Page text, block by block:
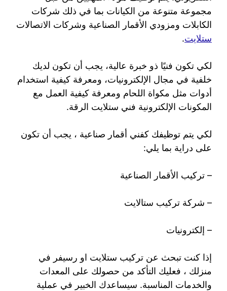
مجموعة متنوعة من الكيانات بما في ذلك شركات
الكابلات ومزودي الأقمار الصناعية وشركات الاتصالات
ستلايت.
لكي تكون فنيًا ذو خبرة عالية، يجب أن تكون لديك
خلفية في مجال الإلكترونيات، ومعرفة كيفية استخدام
أدوات مثل مكواة اللحام ومعرفة كيفية العمل مع
المكونات الإلكترونية فني ستلايت الرقة.
لكي يتم توظيفك كفني أقمار صناعية ، يجب أن تكون
على دراية بما يلي:
– تركيب الأقمار الصناعية
– شركة تركيب ستالايت
– إلكترونيات
إذا كنت تبحث عن تركيب ستلايت او رسيفر في
منزلك ، فعليك التأكد من حصولك على المعدات
والخدمات المناسبة. سيساعدك الخبير في عملية